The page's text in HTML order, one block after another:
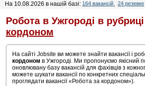
На 10.08.2026 в нашій базі: 164 вакансій, 24 резюме
Робота в Ужгороді в рубриці
кордоном
На сайті Jobsite ви можете знайти вакансії і
кордоном в Ужгороді. Ми пропонуємо якісний
оновлювану базу вакансій для фахівців з
можете шукати вакансії по конкретних
проглядати вакансії «Робота за кордоном»).